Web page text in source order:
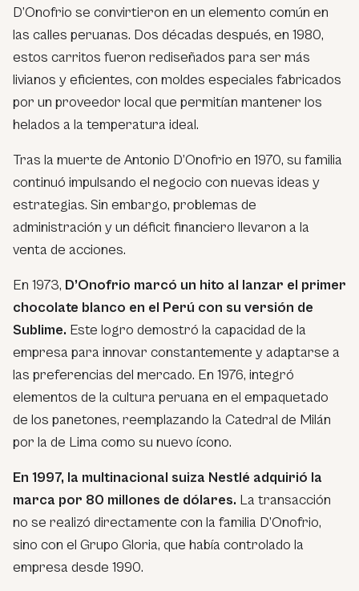
D’Onofrio se convirtieron en un elemento común en
las calles peruanas. Dos décadas después, en 1980,
estos carritos fueron rediseñados para ser más
livianos y eficientes, con moldes especiales fabricados
por un proveedor local que permitían mantener los
helados a la temperatura ideal.
Tras la muerte de Antonio D’Onofrio en 1970, su familia
continuó impulsando el negocio con nuevas ideas y
estrategias. Sin embargo, problemas de
administración y un déficit financiero llevaron a la
venta de acciones.
En 1973, D’Onofrio marcó un hito al lanzar el primer
chocolate blanco en el Perú con su versión de
Sublime. Este logro demostró la capacidad de la
empresa para innovar constantemente y adaptarse a
las preferencias del mercado. En 1976, integró
elementos de la cultura peruana en el empaquetado
de los panetones, reemplazando la Catedral de Milán
por la de Lima como su nuevo ícono.
En 1997, la multinacional suiza Nestlé adquirió la
marca por 80 millones de dólares. La transacción
no se realizó directamente con la familia D’Onofrio,
sino con el Grupo Gloria, que había controlado la
empresa desde 1990.